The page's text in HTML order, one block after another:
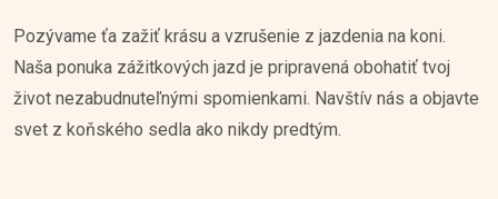
Pozývame ťa zažiť krásu a vzrušenie z jazdenia na koni.
Naša ponuka zážitkových jazd je pripravená obohatiť tvoj
život nezabudnuteľnými spomienkami. Navštív nás a objavte
svet z koňského sedla ako nikdy predtým.